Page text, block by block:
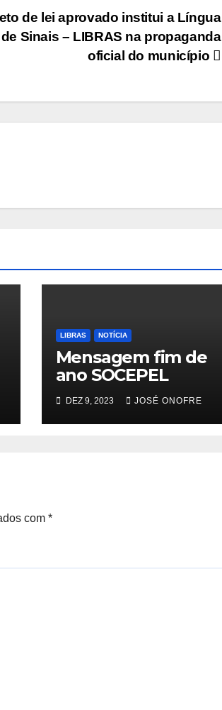
de lei aprovado institui a Língua
Sinais – LIBRAS na propaganda
oficial do município
LIBRAS NOTÍCIA
Mensagem fim de
ano SOCEPEL
DEZ 9, 2023 JOSÉ ONOFRE
com *